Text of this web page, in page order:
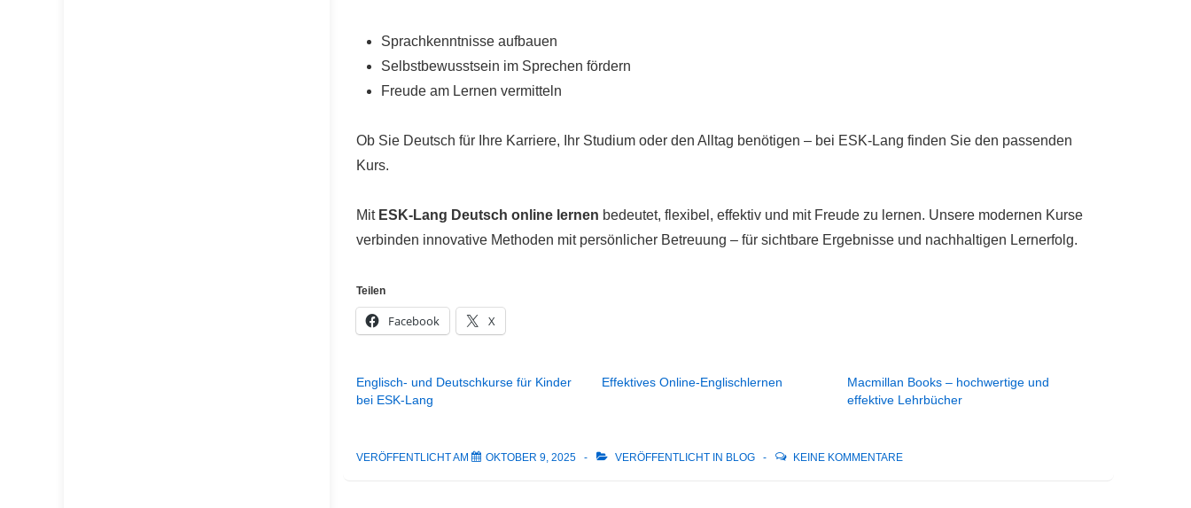
Sprachkenntnisse aufbauen
Selbstbewusstsein im Sprechen fördern
Freude am Lernen vermitteln
Ob Sie Deutsch für Ihre Karriere, Ihr Studium oder den Alltag benötigen – bei ESK-Lang finden Sie den passenden
Kurs.
Mit ESK-Lang Deutsch online lernen bedeutet, flexibel, effektiv und mit Freude zu lernen. Unsere modernen Kurse
verbinden innovative Methoden mit persönlicher Betreuung – für sichtbare Ergebnisse und nachhaltigen Lernerfolg.
Teilen
Facebook X
Englisch- und Deutschkurse für Kinder
bei ESK-Lang
Effektives Online-Englischlernen
Macmillan Books – hochwertige und
effektive Lehrbücher
VERÖFFENTLICHT AM OKTOBER 9, 2025 VERÖFFENTLICHT IN BLOG KEINE KOMMENTARE